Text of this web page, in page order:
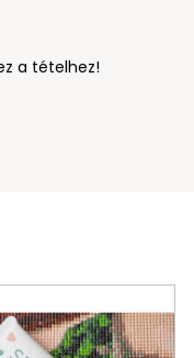
a tételhez!